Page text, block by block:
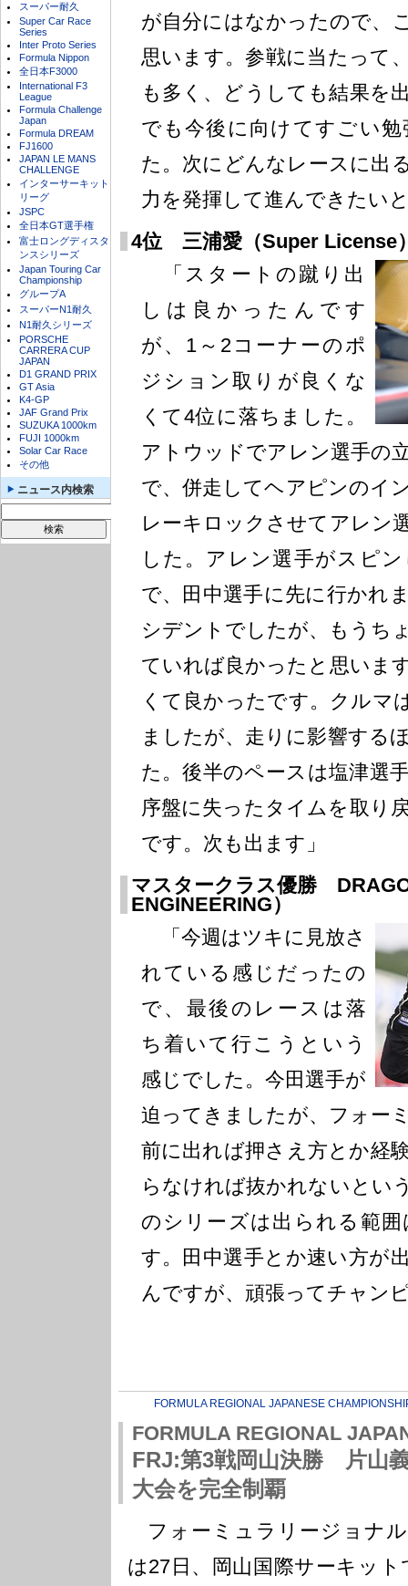
スーパー耐久
Super Car Race
Series
Inter Proto Series
Formula Nippon
全日本F3000
International F3
League
Formula Challenge
Japan
Formula DREAM
FJ1600
JAPAN LE MANS
CHALLENGE
インターサーキット
リーグ
JSPC
全日本GT選手権
富士ロングディスタ
ンスシリーズ
Japan Touring Car
Championship
グループA
スーパーN1耐久
N1耐久シリーズ
PORSCHE
CARRERA CUP
JAPAN
D1 GRAND PRIX
GT Asia
K4-GP
JAF Grand Prix
SUZUKA 1000km
FUJI 1000km
Solar Car Race
その他
ニュース内検索
が自分にはなかったので、
思います。参戦に当たって
も多く、どうしても結果を
でも今後に向けてすごい
た。次にどんなレースに出
力を発揮して進んできたい
4位 三浦愛（Super License
「スタートの蹴り出
しは良かったんです
が、1～2コーナーのポ
ジション取りが良くな
くて4位に落ちました。
アトウッドでアレン選手の
で、併走してヘアピンのイ
レーキロックさせてアレン
した。アレン選手がスピ
で、田中選手に先に行かれ
シデントでしたが、もうち
ていれば良かったと思いま
くて良かったです。クルマ
ましたが、走りに影響する
た。後半のペースは塩津選
序盤に失ったタイムを取り
です。次も出ます」
マスタークラス優勝
ENGINEERING）
「今週はツキに見放さ
れている感じだったの
で、最後のレースは落
ち着いて行こうという
感じでした。今田選手が
迫ってきましたが、フォー
前に出れば押さえ方とか経
らなければ抜かれないとい
のシリーズは出られる範
す。田中選手とか速い方が
んですが、頑張ってチャン
FORMULA REGIONAL JAPANESE
FORMULA REGIONAL
FRJ:第3戦岡山決勝 片山
大会を完全制覇
フォーミュラリージョナ
は27日、岡山国際サーキッ